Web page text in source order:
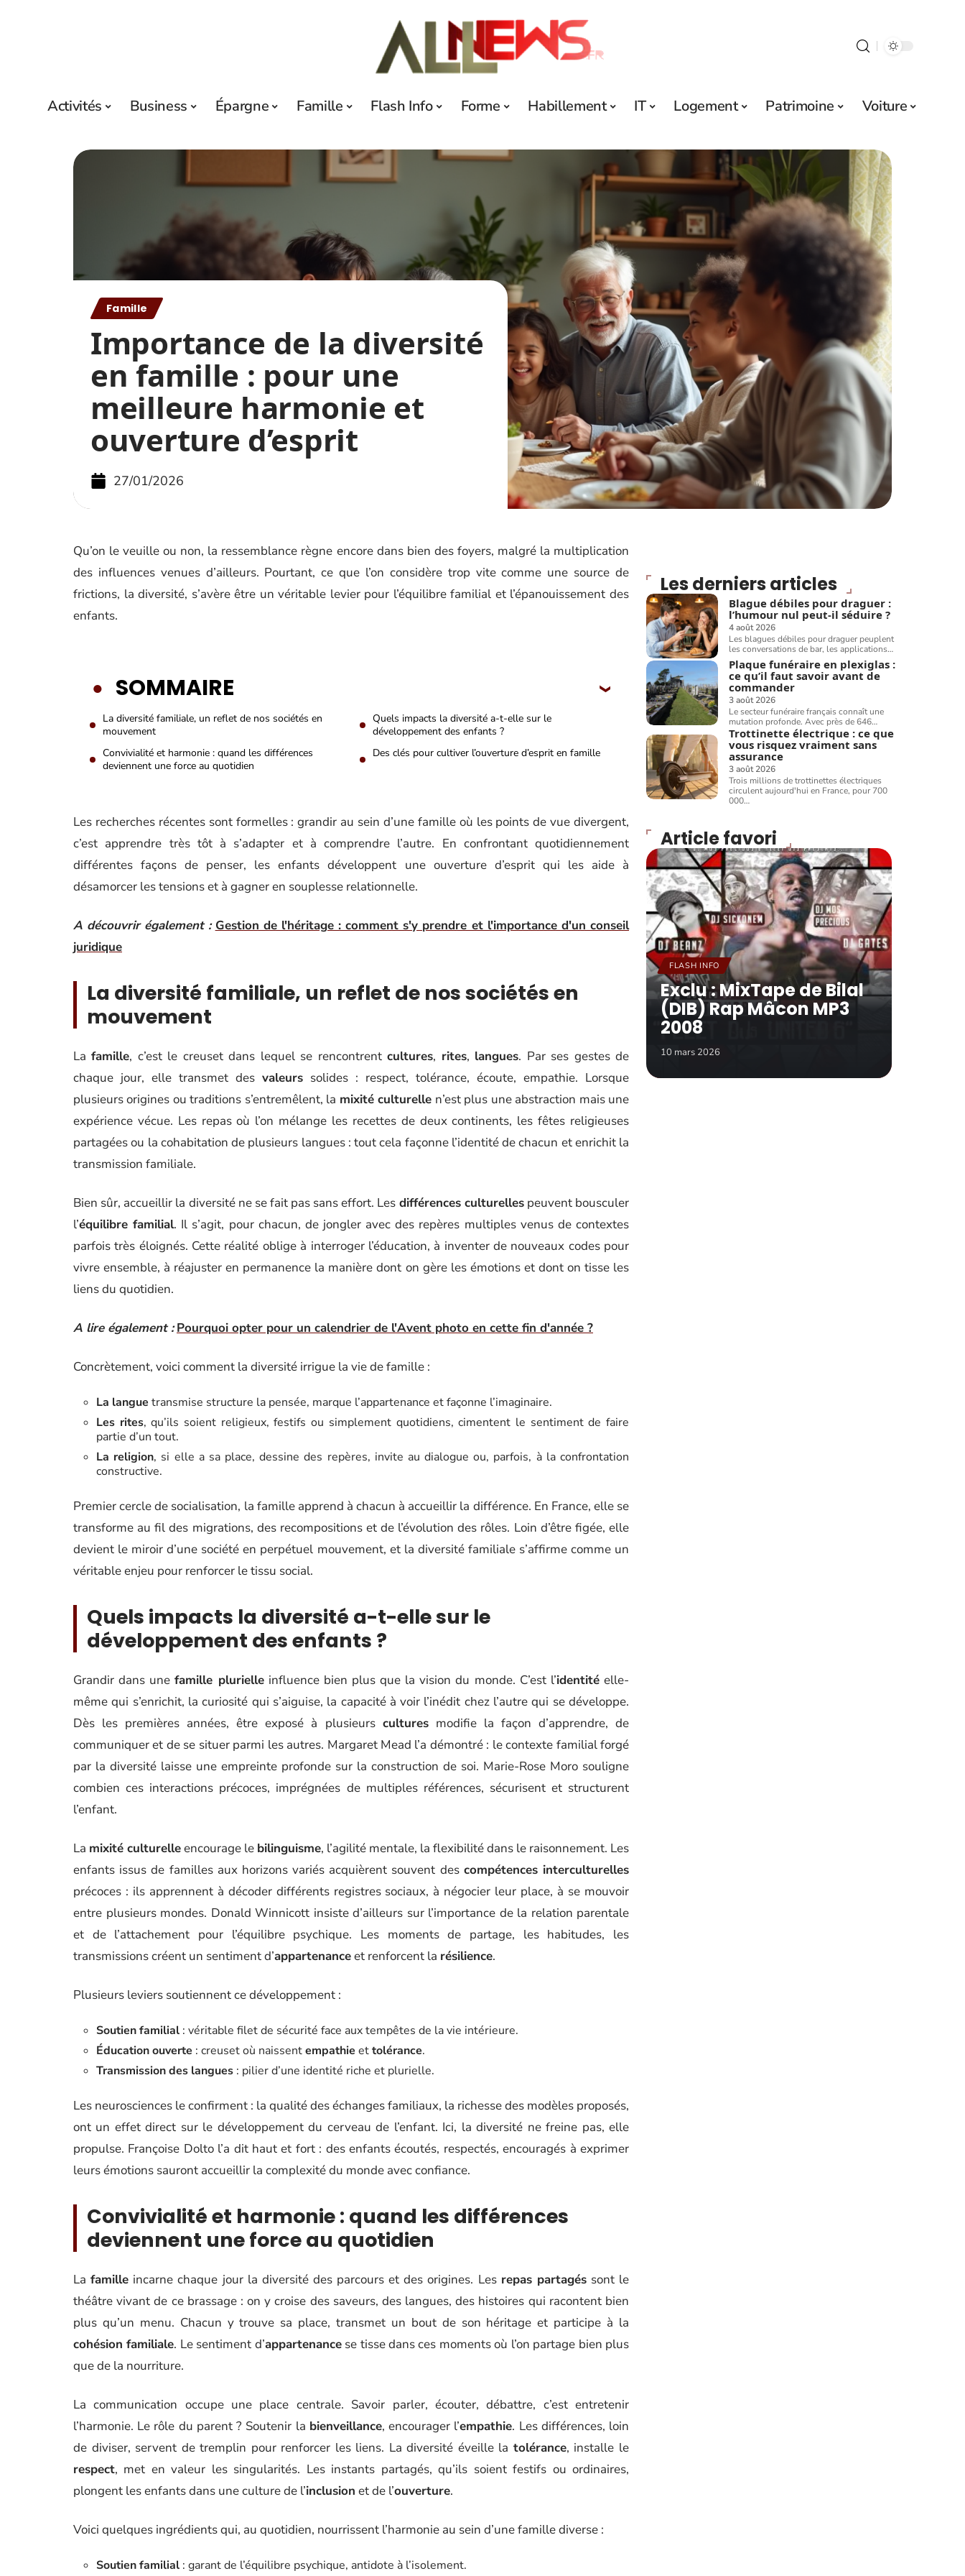
Activités Business Épargne Famille Flash Info Forme Habillement IT Logement Patrimoine Voiture
Famille
Importance de la diversité
en famille : pour une
meilleure harmonie et
ouverture d’esprit
27/01/2026
Qu’on le veuille ou non, la ressemblance règne encore dans bien des foyers, malgré la multiplication
des influences venues d’ailleurs. Pourtant, ce que l’on considère trop vite comme une source de
frictions, la diversité, s’avère être un véritable levier pour l’équilibre familial et l’épanouissement des
enfants.
SOMMAIRE
La diversité familiale, un reflet de nos sociétés en
mouvement
Quels impacts la diversité a-t-elle sur le
développement des enfants ?
Convivialité et harmonie : quand les différences
deviennent une force au quotidien
Des clés pour cultiver l’ouverture d’esprit en famille
Les recherches récentes sont formelles : grandir au sein d’une famille où les points de vue divergent,
c’est apprendre très tôt à s’adapter et à comprendre l’autre. En confrontant quotidiennement
différentes façons de penser, les enfants développent une ouverture d’esprit qui les aide à
désamorcer les tensions et à gagner en souplesse relationnelle.
A découvrir également : Gestion de l'héritage : comment s'y prendre et l'importance d'un conseil
juridique
La diversité familiale, un reflet de nos sociétés en
mouvement
Lafamille, c’est le creuset dans lequel se rencontrentcultures, rites, langues. Par ses gestes de
chaque jour, elle transmet des valeurs solides : respect, tolérance, écoute, empathie. Lorsque
plusieurs origines ou traditions s’entremêlent, la mixité culturelle n’est plus une abstraction mais une
expérience vécue. Les repas où l’on mélange les recettes de deux continents, les fêtes religieuses
partagées ou la cohabitation de plusieurs langues : tout cela façonne l’identité de chacun et enrichit la
transmission familiale.
Bien sûr, accueillir la diversité ne se fait pas sans effort. Les différences culturellespeuvent bousculer
l’équilibre familial. Il s’agit, pour chacun, de jongler avec des repères multiples venus de contextes
parfois très éloignés. Cette réalité oblige à interroger l’éducation, à inventer de nouveaux codes pour
vivre ensemble, à réajuster en permanence la manière dont on gère les émotions et dont on tisse les
liens du quotidien.
A lire également : Pourquoi opter pour un calendrier de l'Avent photo en cette fin d'année ?
Concrètement, voici comment la diversité irrigue la vie de famille :
La langue transmise structure la pensée, marque l’appartenance et façonne l’imaginaire.
Les rites, qu’ils soient religieux, festifs ou simplement quotidiens, cimentent le sentiment de faire
partie d’un tout.
La religion, si elle a sa place, dessine des repères, invite au dialogue ou, parfois, à la confrontation
constructive.
Premier cercle de socialisation, la famille apprend à chacun à accueillir la différence. En France, elle se
transforme au fil des migrations, des recompositions et de l’évolution des rôles. Loin d’être figée, elle
devient le miroir d’une société en perpétuel mouvement, et la diversité familiale s’affirme comme un
véritable enjeu pour renforcer le tissu social.
Quels impacts la diversité a-t-elle sur le
développement des enfants ?
Grandir dans unefamille plurielleinfluence bien plus que la vision du monde. C’est l’identitéelle-
même qui s’enrichit, la curiosité qui s’aiguise, la capacité à voir l’inédit chez l’autre qui se développe.
Dès les premières années, être exposé à plusieurs culturesmodifie la façon d’apprendre, de
communiquer et de se situer parmi les autres. Margaret Mead l’a démontré : le contexte familial forgé
par la diversité laisse une empreinte profonde sur la construction de soi. Marie-Rose Moro souligne
combien ces interactions précoces, imprégnées de multiples références, sécurisent et structurent
l’enfant.
La mixité culturelleencourage le bilinguisme, l’agilité mentale, la flexibilité dans le raisonnement. Les
enfants issus de familles aux horizons variés acquièrent souvent des compétences interculturelles
précoces : ils apprennent à décoder différents registres sociaux, à négocier leur place, à se mouvoir
entre plusieurs mondes. Donald Winnicott insiste d’ailleurs sur l’importance de la relation parentale
et de l’attachement pour l’équilibre psychique. Les moments de partage, les habitudes, les
transmissions créent un sentiment d’appartenanceet renforcent la résilience.
Plusieurs leviers soutiennent ce développement :
Soutien familial : véritable filet de sécurité face aux tempêtes de la vie intérieure.
Éducation ouverte : creuset où naissentempathie ettolérance.
Transmission des langues : pilier d’une identité riche et plurielle.
Les neurosciences le confirment : la qualité des échanges familiaux, la richesse des modèles proposés,
ont un effet direct sur le développement du cerveau de l’enfant. Ici, la diversité ne freine pas, elle
propulse. Françoise Dolto l’a dit haut et fort : des enfants écoutés, respectés, encouragés à exprimer
leurs émotions sauront accueillir la complexité du monde avec confiance.
Convivialité et harmonie : quand les différences
deviennent une force au quotidien
Lafamille incarne chaque jour la diversité des parcours et des origines. Les repas partagéssont le
théâtre vivant de ce brassage : on y croise des saveurs, des langues, des histoires qui racontent bien
plus qu’un menu. Chacun y trouve sa place, transmet un bout de son héritage et participe à la
cohésion familiale. Le sentiment d’appartenancese tisse dans ces moments où l’on partage bien plus
que de la nourriture.
La communication occupe une place centrale. Savoir parler, écouter, débattre, c’est entretenir
l’harmonie. Le rôle du parent ? Soutenir la bienveillance, encourager l’empathie. Les différences, loin
de diviser, servent de tremplin pour renforcer les liens. La diversité éveille la tolérance, installe le
respect, met en valeur les singularités. Les instants partagés, qu’ils soient festifs ou ordinaires,
plongent les enfants dans une culture de l’inclusion et de l’ouverture.
Voici quelques ingrédients qui, au quotidien, nourrissent l’harmonie au sein d’une famille diverse :
Soutien familial : garant de l’équilibre psychique, antidote à l’isolement.
Les derniers articles
Blague débiles pour draguer :
l’humour nul peut-il séduire ?
4 août 2026
Les blagues débiles pour draguer peuplent
les conversations de bar, les applications…
Plaque funéraire en plexiglas :
ce qu’il faut savoir avant de
commander
3 août 2026
Le secteur funéraire français connaît une
mutation profonde. Avec près de 646…
Trottinette électrique : ce que
vous risquez vraiment sans
assurance
3 août 2026
Trois millions de trottinettes électriques
circulent aujourd'hui en France, pour 700
000…
Article favori
FLASH INFO
Exclu : MixTape de Bilal
(DIB) Rap Mâcon MP3
2008
10 mars 2026